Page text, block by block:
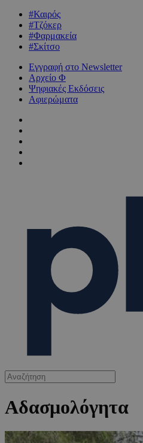
#Καιρός
#Τζόκερ
#Φαρμακεία
#Σκίτσο
Εγγραφή στο Newsletter
Αρχείο Φ
Ψηφιακές Εκδόσεις
Αφιερώματα
Αδασμολόγητα